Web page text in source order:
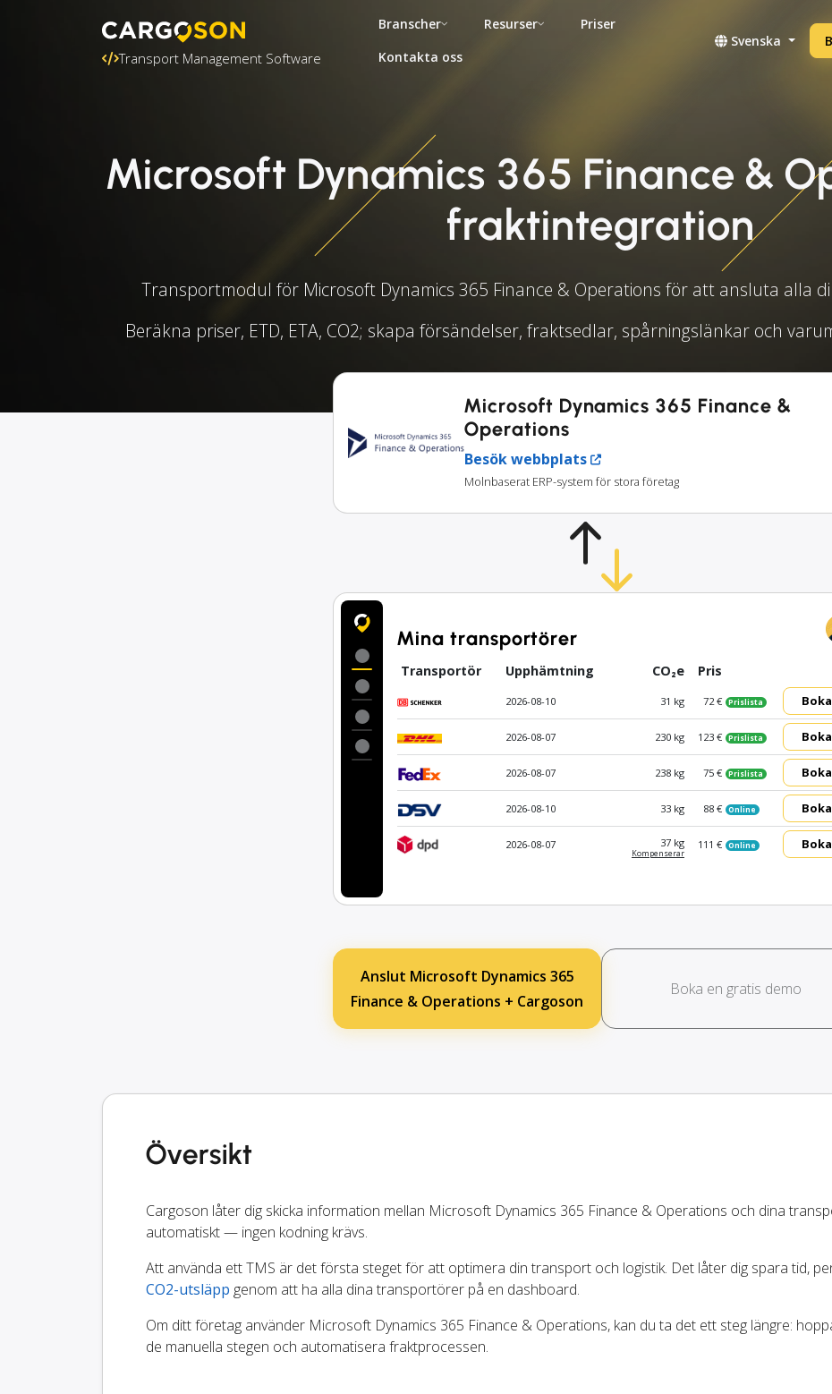
Transport Management Software
Branscher Resurser
Priser
Kontakta oss
Svenska
Microsoft Dynamics 365 Finance &
fraktintegration
Transportmodul för Microsoft Dynamics 365 Finance & Operations för att ansluta alla
Beräkna priser, ETD, ETA, CO2; skapa försändelser, fraktsedlar, spårningslänkar och
Microsoft Dynamics 365 Finance &
Operations
Besök webbplats
Molnbaserat ERP-system för stora företag
Mina transportörer
Transportör Upphämtning CO₂e Pris
2026-08-10 31 kg 72 € Prislista Boka
2026-08-07 230 kg 123 € Prislista Boka
2026-08-07 238 kg 75 € Prislista Boka
2026-08-10 33 kg 88 € Online Boka
2026-08-07 37 kg
Kompen­serar
111 € Online Boka
Anslut Microsoft Dynamics 365
Finance & Operations + Cargoson
Boka en gratis demo
Översikt
Cargoson låter dig skicka information mellan Microsoft Dynamics 365 Finance & Operations och dina
automatiskt — ingen kodning krävs.
Att använda ett TMS är det första steget för att optimera din transport och logistik. Det låter dig spara tid,
CO2-utsläpp genom att ha alla dina transportörer på en dashboard.
Om ditt företag använder Microsoft Dynamics 365 Finance & Operations, kan du ta det ett steg längre:
de manuella stegen och automatisera fraktprocessen.